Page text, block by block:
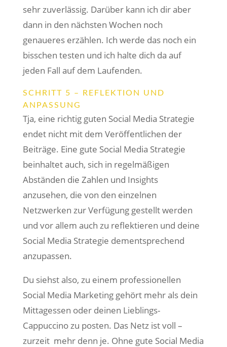
sehr zuverlässig. Darüber kann ich dir aber
dann in den nächsten Wochen noch
genaueres erzählen. Ich werde das noch ein
bisschen testen und ich halte dich da auf
jeden Fall auf dem Laufenden.
SCHRITT 5 – REFLEKTION UND
ANPASSUNG
Tja, eine richtig guten Social Media Strategie
endet nicht mit dem Veröffentlichen der
Beiträge. Eine gute Social Media Strategie
beinhaltet auch, sich in regelmäßigen
Abständen die Zahlen und Insights
anzusehen, die von den einzelnen
Netzwerken zur Verfügung gestellt werden
und vor allem auch zu reflektieren und deine
Social Media Strategie dementsprechend
anzupassen.
Du siehst also, zu einem professionellen
Social Media Marketing gehört mehr als dein
Mittagessen oder deinen Lieblings-
Cappuccino zu posten. Das Netz ist voll –
zurzeit mehr denn je. Ohne gute Social Media